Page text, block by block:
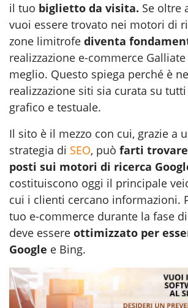
il tuo biglietto da visita. Se oltre
vuoi essere trovato nei motori di
zone limitrofe diventa
realizzazione e-commerce Galliate
meglio. Questo spiega perché è
realizzazione siti sia curata su
grafico e testuale.
Il sito è il mezzo con cui, grazie a
strategia di SEO, può farti
posti sui motori di ricerca
costituiscono oggi il principale
cui i clienti cercano informazioni.
tuo e-commerce durante la fase di
deve essere ottimizzato per
Google e Bing.